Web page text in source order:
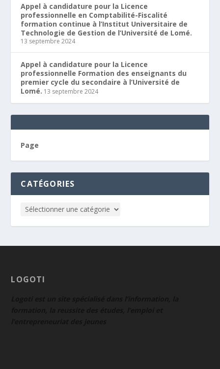
Appel à candidature pour la Licence
professionnelle en Comptabilité-Fiscalité
formation continue à l’Institut Universitaire de
Technologie de Gestion de l’Université de Lomé.
13 septembre 2024
Appel à candidature pour la Licence
professionnelle Formation des enseignants du
premier cycle du secondaire à l’Université de
Lomé. 13 septembre 2024
Page
CATÉGORIES
LOGOTI